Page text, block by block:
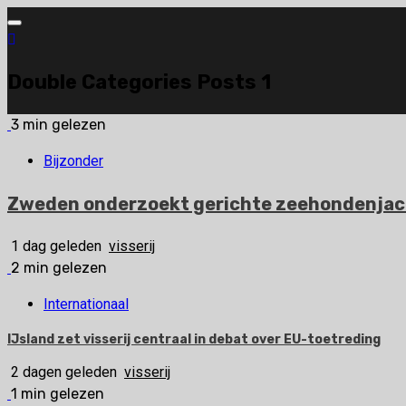
Ga
naar
inhoud
Double Categories Posts 1
3 min gelezen
Bijzonder
Zweden onderzoekt gerichte
1 dag geleden visserij
2 min gelezen
Internationaal
IJsland zet visserij centraal in debat over EU-toetreding
2 dagen geleden visserij
1 min gelezen